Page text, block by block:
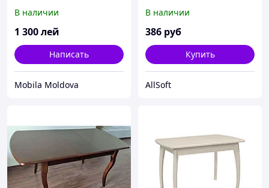
В наличии
1 300лей
Написать
Mobila Moldova
100 д/м, IP20, 1500Лм/м,
Резка/1 Диод,ширина
подложки 10мм, ТБ
В наличии
386 руб
Купить
AllSoft